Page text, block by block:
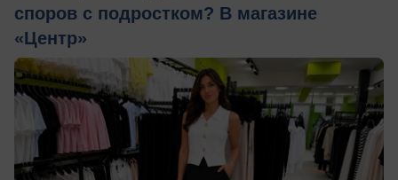
споров с подростком? В магазине
«Центр»